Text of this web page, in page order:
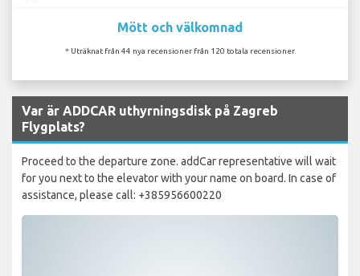
Mött och välkomnad
* Uträknat från 44 nya recensioner från 120 totala recensioner.
Var är ADDCAR uthyrningsdisk på Zagreb
Flygplats?
Proceed to the departure zone. addCar representative will wait
for you next to the elevator with your name on board. In case of
assistance, please call: +385956600220